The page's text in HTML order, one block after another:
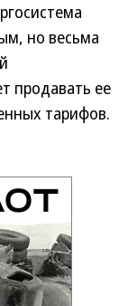
но весьма
продавать ее
тарифов.